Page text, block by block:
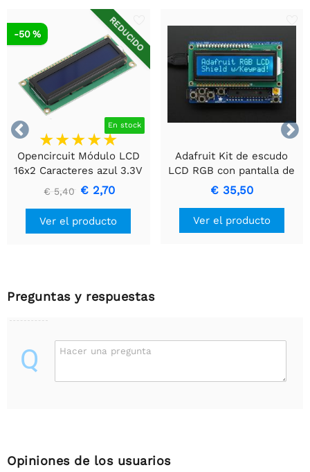


REDUCIDO
En stock
-50 %
Opencircuit Módulo LCD
16x2 Caracteres azul 3.3V
€ 5,40 € 2,70
Ver el producto
Adafruit Kit de escudo
LCD RGB con pantalla de
caracteres de 16x2 - ¡Solo
se usan 2 pines!
€ 35,50
Ver el producto
Preguntas y respuestas
Q Hacer una pregunta
Opiniones de los usuarios